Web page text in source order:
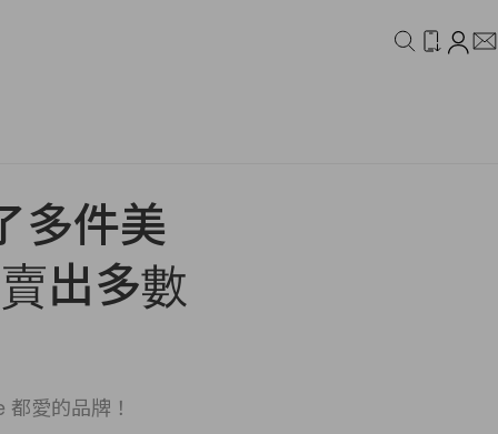
多件美
出多數
愛的品牌！